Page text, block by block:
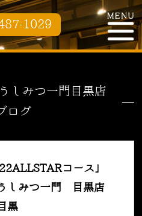
1029
しみつ一門目黒店
ログ
コース」
しみつ一門 目黒店
黒